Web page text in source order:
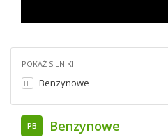
POKAŻ SILNIKI:
Benzynowe
PB Benzynowe